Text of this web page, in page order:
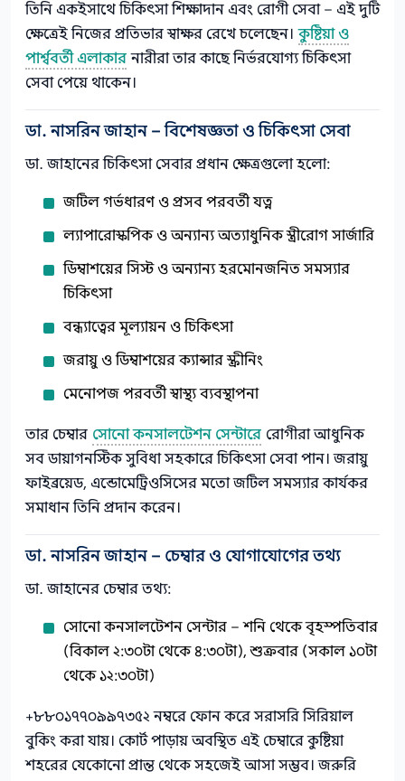
তিনি একইসাথে চিকিৎসা শিক্ষাদান এবং রোগী সেবা – এই দুটি
ক্ষেত্রেই নিজের প্রতিভার স্বাক্ষর রেখে চলেছেন। কুষ্টিয়া ও
পার্শ্ববর্তী এলাকার নারীরা তার কাছে নির্ভরযোগ্য চিকিৎসা
সেবা পেয়ে থাকেন।
ডা. নাসরিন জাহান – বিশেষজ্ঞতা ও চিকিৎসা সেবা
ডা. জাহানের চিকিৎসা সেবার প্রধান ক্ষেত্রগুলো হলো:
জটিল গর্ভধারণ ও প্রসব পরবর্তী যত্ন
ল্যাপারোস্কপিক ও অন্যান্য অত্যাধুনিক স্ত্রীরোগ সার্জারি
ডিম্বাশয়ের সিস্ট ও অন্যান্য হরমোনজনিত সমস্যার
চিকিৎসা
বন্ধ্যাত্বের মূল্যায়ন ও চিকিৎসা
জরায়ু ও ডিম্বাশয়ের ক্যান্সার স্ক্রীনিং
মেনোপজ পরবর্তী স্বাস্থ্য ব্যবস্থাপনা
তার চেম্বার সোনো কনসালটেশন সেন্টারে রোগীরা আধুনিক
সব ডায়াগনস্টিক সুবিধা সহকারে চিকিৎসা সেবা পান। জরায়ু
ফাইব্রয়েড, এন্ডোমেট্রিওসিসের মতো জটিল সমস্যার কার্যকর
সমাধান তিনি প্রদান করেন।
ডা. নাসরিন জাহান – চেম্বার ও যোগাযোগের তথ্য
ডা. জাহানের চেম্বার তথ্য:
সোনো কনসালটেশন সেন্টার – শনি থেকে বৃহস্পতিবার
(বিকাল ২:৩০টা থেকে ৪:৩০টা), শুক্রবার (সকাল ১০টা
থেকে ১২:৩০টা)
+৮৮০১৭৭০৯৯৭৩৫২ নম্বরে ফোন করে সরাসরি সিরিয়াল
বুকিং করা যায়। কোর্ট পাড়ায় অবস্থিত এই চেম্বারে কুষ্টিয়া
শহরের যেকোনো প্রান্ত থেকে সহজেই আসা সম্ভব। জরুরি